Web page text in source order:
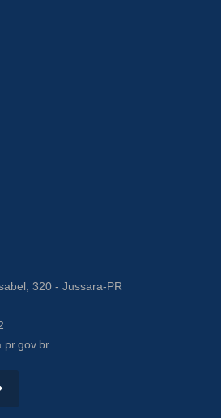
320 - Jussara-PR